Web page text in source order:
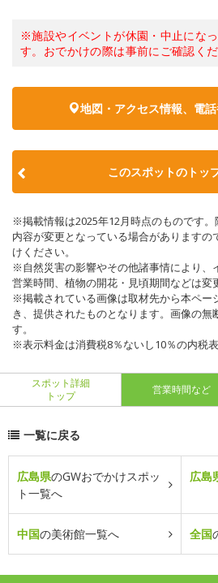
※施設やイベントが休園・中止にな
す。おでかけの際は事前にご確認くだ
地図・アクセス情報、電
このスポットのトッ
※掲載情報は2025年12月時点のものです
内容が変更となっている場合があります
けください。
※自然災害の影響やその他諸事情により、
営業時間、植物の開花・見頃期間などは変
※掲載されている画像は取材先から本ペー
き、提供されたものとなります。画像の無
す。
※表示料金は消費税8％ないし10％の内税表
スポット詳細
トップ
営業時間など
一覧に戻る
広島県のGWおでかけスポッ
ト一覧へ
広島
中国の美術館一覧へ 全国